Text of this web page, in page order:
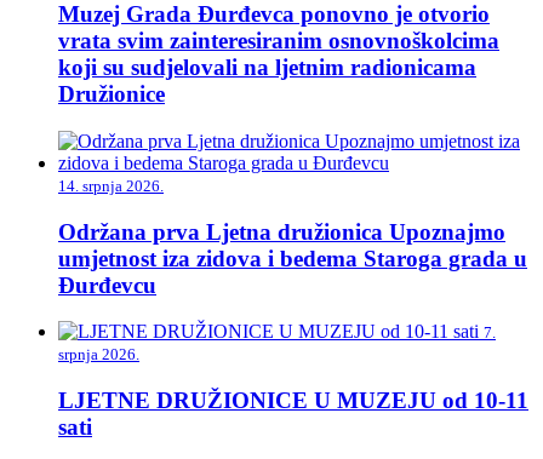
Muzej Grada Đurđevca ponovno je otvorio
vrata svim zainteresiranim osnovnoškolcima
koji su sudjelovali na ljetnim radionicama
Družionice
14. srpnja 2026.
Održana prva Ljetna družionica Upoznajmo
umjetnost iza zidova i bedema Staroga grada u
Đurđevcu
7.
srpnja 2026.
LJETNE DRUŽIONICE U MUZEJU od 10-11
sati